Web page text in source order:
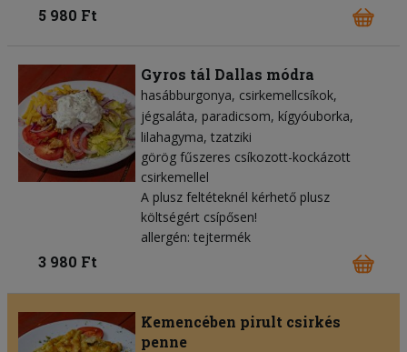
5 980 Ft
Gyros tál Dallas módra
hasábburgonya csirkemellcsíkok
jégsaláta paradicsom kígyóuborka
lilahagyma tzatziki
görög fűszeres csíkozott-kockázott
csirkemellel
A plusz feltéteknél kérhető plusz
költségért csípősen!
allergén: tejtermék
3 980 Ft
Kemencében pirult csirkés
penne